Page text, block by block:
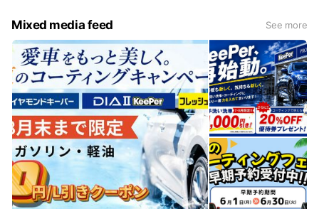
Mixed media feed See more